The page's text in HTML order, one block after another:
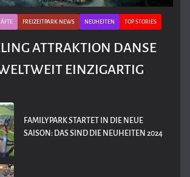
FREIZEITPARK NEWS NEUHEITEN TOP STORIES
ATTRAKTION DANSE
EINZIGARTIG
FAMILYPARK STARTET IN DIE NEUE
SAISON: DAS SIND DIE NEUHEITEN 2024